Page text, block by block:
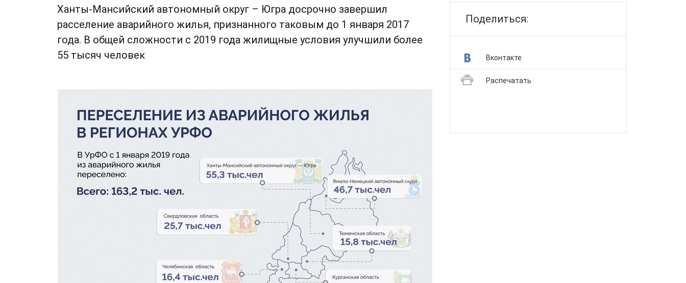
Ханты-Мансийский автономный округ – Югра досрочно завершил
расселение аварийного жилья, признанного таковым до 1 января 2017
года. В общей сложности с 2019 года жилищные условия улучшили более
55 тысяч человек
Поделиться:
Вконтакте
Распечатать